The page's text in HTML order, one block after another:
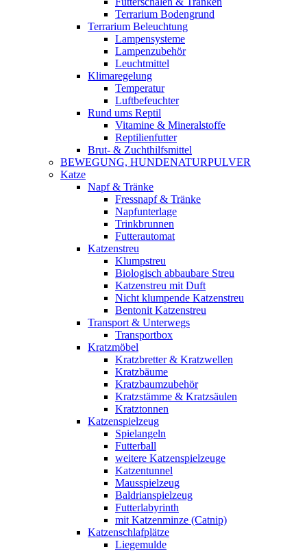
Terrarium Bodengrund
Terrarium Beleuchtung
Lampensysteme
Lampenzubehör
Leuchtmittel
Klimaregelung
Temperatur
Luftbefeuchter
Rund ums Reptil
Vitamine & Mineralstoffe
Reptilienfutter
Brut- & Zuchthilfsmittel
BEWEGUNG, HUNDENATURPULVER
Katze
Napf & Tränke
Fressnapf & Tränke
Napfunterlage
Trinkbrunnen
Futterautomat
Katzenstreu
Klumpstreu
Biologisch abbaubare Streu
Katzenstreu mit Duft
Nicht klumpende Katzenstreu
Bentonit Katzenstreu
Transport & Unterwegs
Transportbox
Kratzmöbel
Kratzbretter & Kratzwellen
Kratzbäume
Kratzbaumzubehör
Kratzstämme & Kratzsäulen
Kratztonnen
Katzenspielzeug
Spielangeln
Futterball
weitere Katzenspielzeuge
Katzentunnel
Mausspielzeug
Baldrianspielzeug
Futterlabyrinth
mit Katzenminze (Catnip)
Katzenschlafplätze
Liegemulde